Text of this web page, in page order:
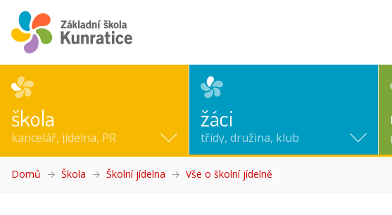
škola
kancelář, jídelna, PR
žáci
třídy, družina, klub
Domů Škola Školní jídelna Vše o školní jídelně